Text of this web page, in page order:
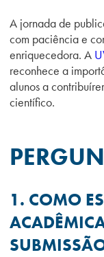
A jornada de
com paciência e
enriquecedora. A
reconhece a
alunos a
científico.
1. COMO